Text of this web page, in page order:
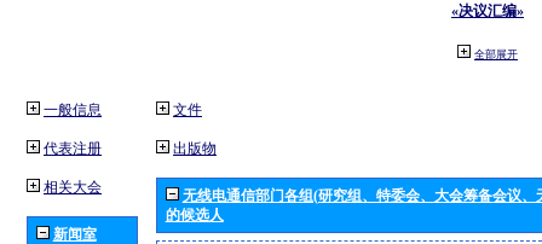
«决议汇编»
全部展开
一般信息
代表注册
相关大会
新闻室
文件
出版物
无线电通信部门各组(研究组、特委会、大会筹备会议
的候选人